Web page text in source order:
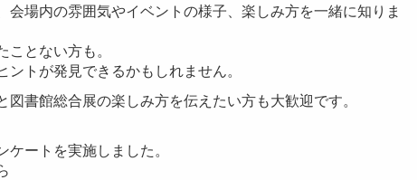
会場内の雰囲気やイベントの様子、楽しみ方を一緒に知りま
とない方も。
トが発見できるかもしれません。
図書館総合展の楽しみ方を伝えたい方も大歓迎です。
ートを実施しました。